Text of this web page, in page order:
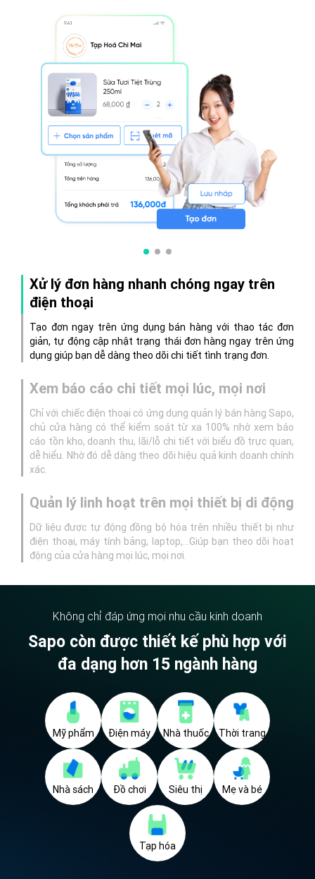
Xử lý đơn hàng nhanh chóng ngay trên
điện thoại
Tạo đơn ngay trên ứng dụng bán hàng với thao tác đơn
giản, tự động cập nhật trạng thái đơn hàng ngay trên ứng
dụng giúp bạn dễ dàng theo dõi chi tiết tình trạng đơn.
Xem báo cáo chi tiết mọi lúc, mọi nơi
Chỉ với chiếc điện thoại có ứng dụng quản lý bán hàng Sapo,
chủ cửa hàng có thể kiểm soát từ xa 100% nhờ xem báo
cáo tồn kho, doanh thu, lãi/lỗ chi tiết với biểu đồ trực quan,
dễ hiểu. Nhờ đó dễ dàng theo dõi hiệu quả kinh doanh chính
xác.
Quản lý linh hoạt trên mọi thiết bị di động
Dữ liệu được tự động đồng bộ hóa trên nhiều thiết bị như
điện thoại, máy tính bảng, laptop,…Giúp bạn theo dõi hoạt
động của cửa hàng mọi lúc, mọi nơi.
Không chỉ đáp ứng mọi nhu cầu kinh doanh
Sapo còn được thiết kế phù hợp với
đa dạng hơn 15 ngành hàng
Mỹ phẩm Điện máy Nhà thuốc Thời trang
Nhà sách Đồ chơi Siêu thị Mẹ và bé
Tạp hóa